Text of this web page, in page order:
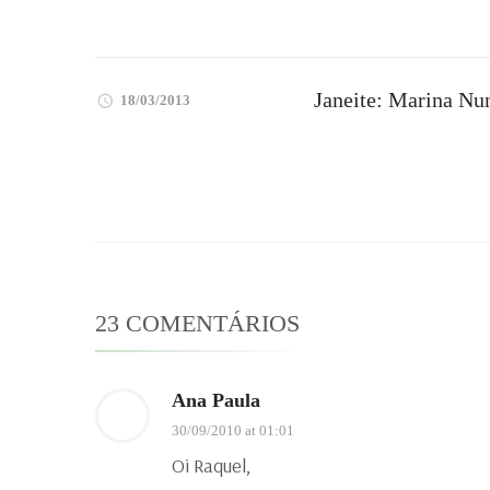
18/03/2013 Janeite: Marina
23 COMENTÁRIOS
Ana Paula
30/09/2010 at 01:01
Oi Raquel,